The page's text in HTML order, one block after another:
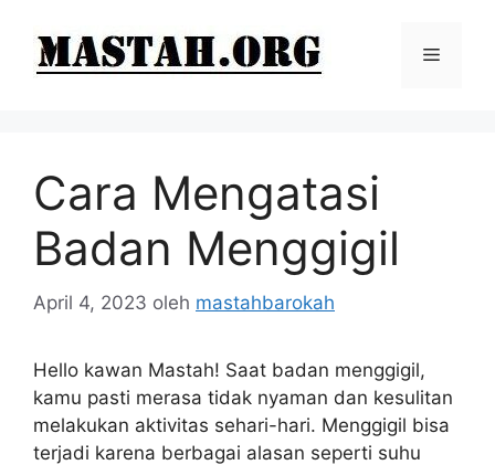
Menu
Cara Mengatasi
Badan Menggigil
April 4, 2023 oleh mastahbarokah
Hello kawan Mastah! Saat badan menggigil,
kamu pasti merasa tidak nyaman dan kesulitan
melakukan aktivitas sehari-hari. Menggigil bisa
terjadi karena berbagai alasan seperti suhu